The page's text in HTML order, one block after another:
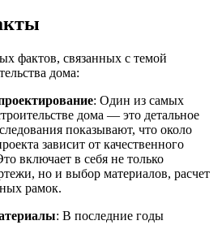
фактов, связанных с темой
дома:
: Один из самых
дома — это детальное
показывают, что около
зависит от качественного
включает в себя не только
но и выбор материалов, расчет
рамок.
: В последние годы